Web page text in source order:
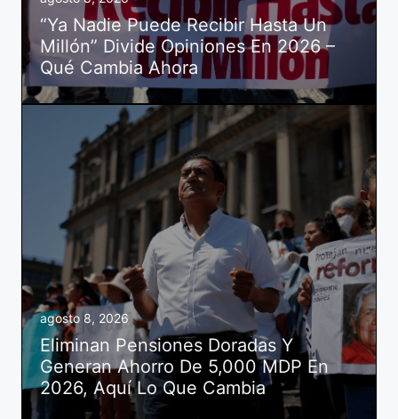
“Ya Nadie Puede Recibir Hasta Un
Millón” Divide Opiniones En 2026 –
Qué Cambia Ahora
agosto 8, 2026
Eliminan Pensiones Doradas Y
Generan Ahorro De 5,000 MDP En
2026, Aquí Lo Que Cambia